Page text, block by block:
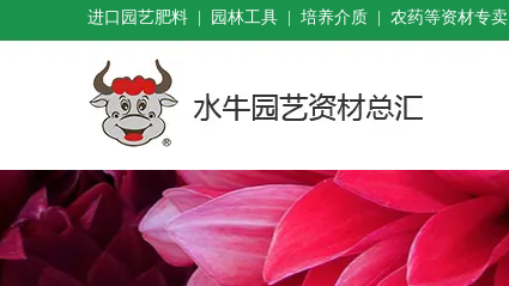
进口园艺肥料 | 园林工具 | 培养介质 | 农药等资材专卖